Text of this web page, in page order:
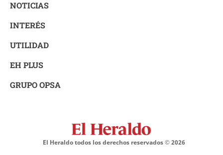
NOTICIAS
INTERÉS
UTILIDAD
EH PLUS
GRUPO OPSA
El Heraldo todos los derechos reservados ©2026